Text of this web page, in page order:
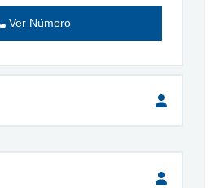
Ver Número